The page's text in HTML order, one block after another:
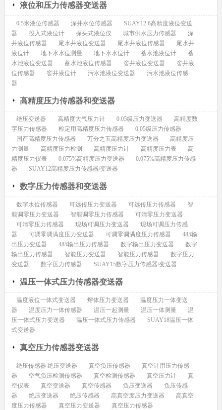
液位和压力传感器变送器
0.5米液位传感器 深井水位传感器
SUAY12.6高精度液位变送
器
投入式液位计 探头式液位仪 城市供水压力传感器
深
井液位传感器
尾水井液位变送器 尾水井液位传感器
尾水井
液位计
地下水水位测量 地下水水位计 蓄水池液位计
蓄
水池液位变送器
蓄水池液位传感器 窖井液位变送器
窖井液
位传感器
窖井液位计 污水池液位变送器
污水池液位传感
器
高精度压力传感器和变送器
绝压变送器 高精度大气压力计 0.05级压力变送器
高精度数
字压力传感器
检定用高精度压力传感器
0.05级压力传感器
国产高精度压力传感器
万分之五高精度压力变送器
高精度压
力测量
高精度压力检测 高精度压力计 高精度压力表
高
精度压力仪表
0.075%高精度压力变送器
0.075%高精度压力传感
器
SUAY12高精度压力传感器/变送器
数字压力传感器和变送器
数字水位传感器 可远传压力变送器 可远传压力传感器
智
能调零压力变送器
智能调零压力传感器
可清零压力变送器
可清零压力传感器
现场可调压力变送器
现场可调压力传感
器
可调零调满度压力变送器 可调零调满度压力传感器
485输
出压力变送器
485输出压力传感器 数字输出压力变送器
数字
输出压力传感器
智能压力变送器 智能压力传感器
数字压力
变送器
数字压力传感器 SUAY15数字压力传感器/变送器
温压一体式压力传感器变送器
温度液位一体式变送器 熔体压力变送器
温度压力一体变送
器
温度压力一体传感器 温压一起测量 温压一体测量
温
压一体式压力变送器
温压一体式压力传感器
SUAY18温压一体
式变送器
真空压力传感器变送器
绝压传感器 绝压变送器 真空负压传感器
真空计用压力传感
器
空气负压检测传感器 真空检测传感器 真空压力计
真
空仪表
真空变送器 真空传感器 负压变送器
负压传感
器
绝压变送器 绝压传感器 高真空度压力变送器
高真空
度压力传感器
真空压力变送器 真空压力传感器